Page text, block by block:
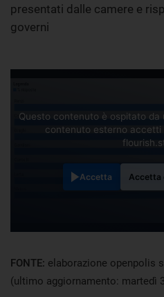
presentati dalle camere e
governi
Questo contenuto è ospitato
contenuto esterno accetti
Accetta Accetta
FONTE: elaborazione openpolis
(ultimo aggiornamento: martedì